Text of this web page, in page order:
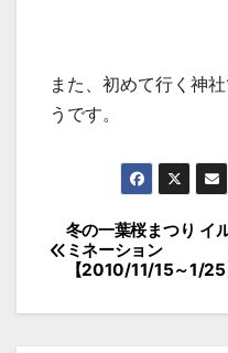
また、初めて行く神
うです。
投
稿
冬の一葉桜まつり イ
ミネーション
【2010/11/15～1/25